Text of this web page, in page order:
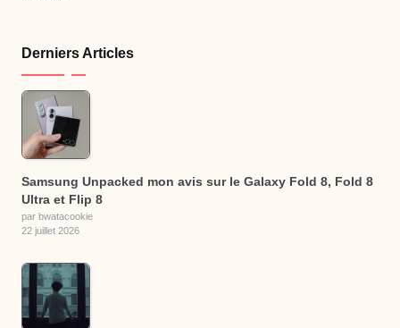
Derniers Articles
Samsung Unpacked mon avis sur le Galaxy Fold 8, Fold 8
Ultra et Flip 8
par bwatacookie
22 juillet 2026